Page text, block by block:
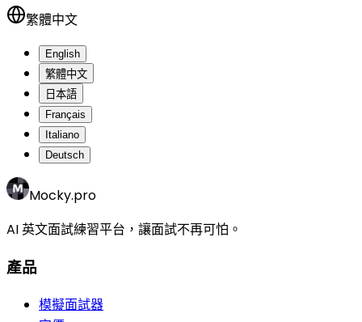
繁體中文
English
繁體中文
日本語
Français
Italiano
Deutsch
Mocky.pro
AI 英文面試練習平台，讓面試不再可怕。
產品
模擬面試器